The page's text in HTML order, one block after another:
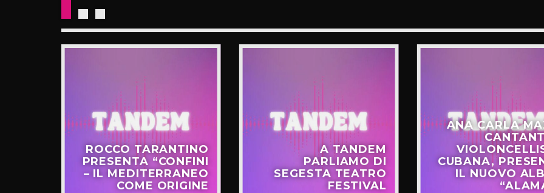
ROCCO TARANTINO
PRESENTA “CONFINI
– IL MEDITERRANEO
COME ORIGINE
A TANDEM
PARLIAMO DI
SEGESTA TEATRO
FESTIVAL
ANA CARLA
CUBANA,
IL NUOVO